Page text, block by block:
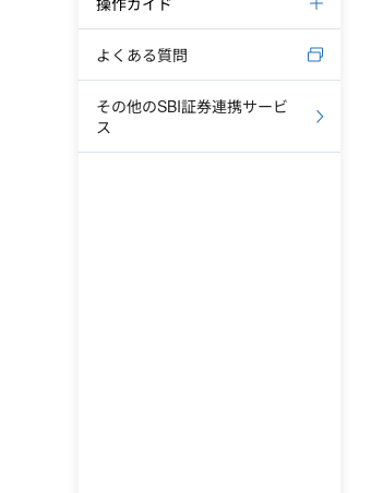
よくある質問
その他のSBI証券連携サービ
ス